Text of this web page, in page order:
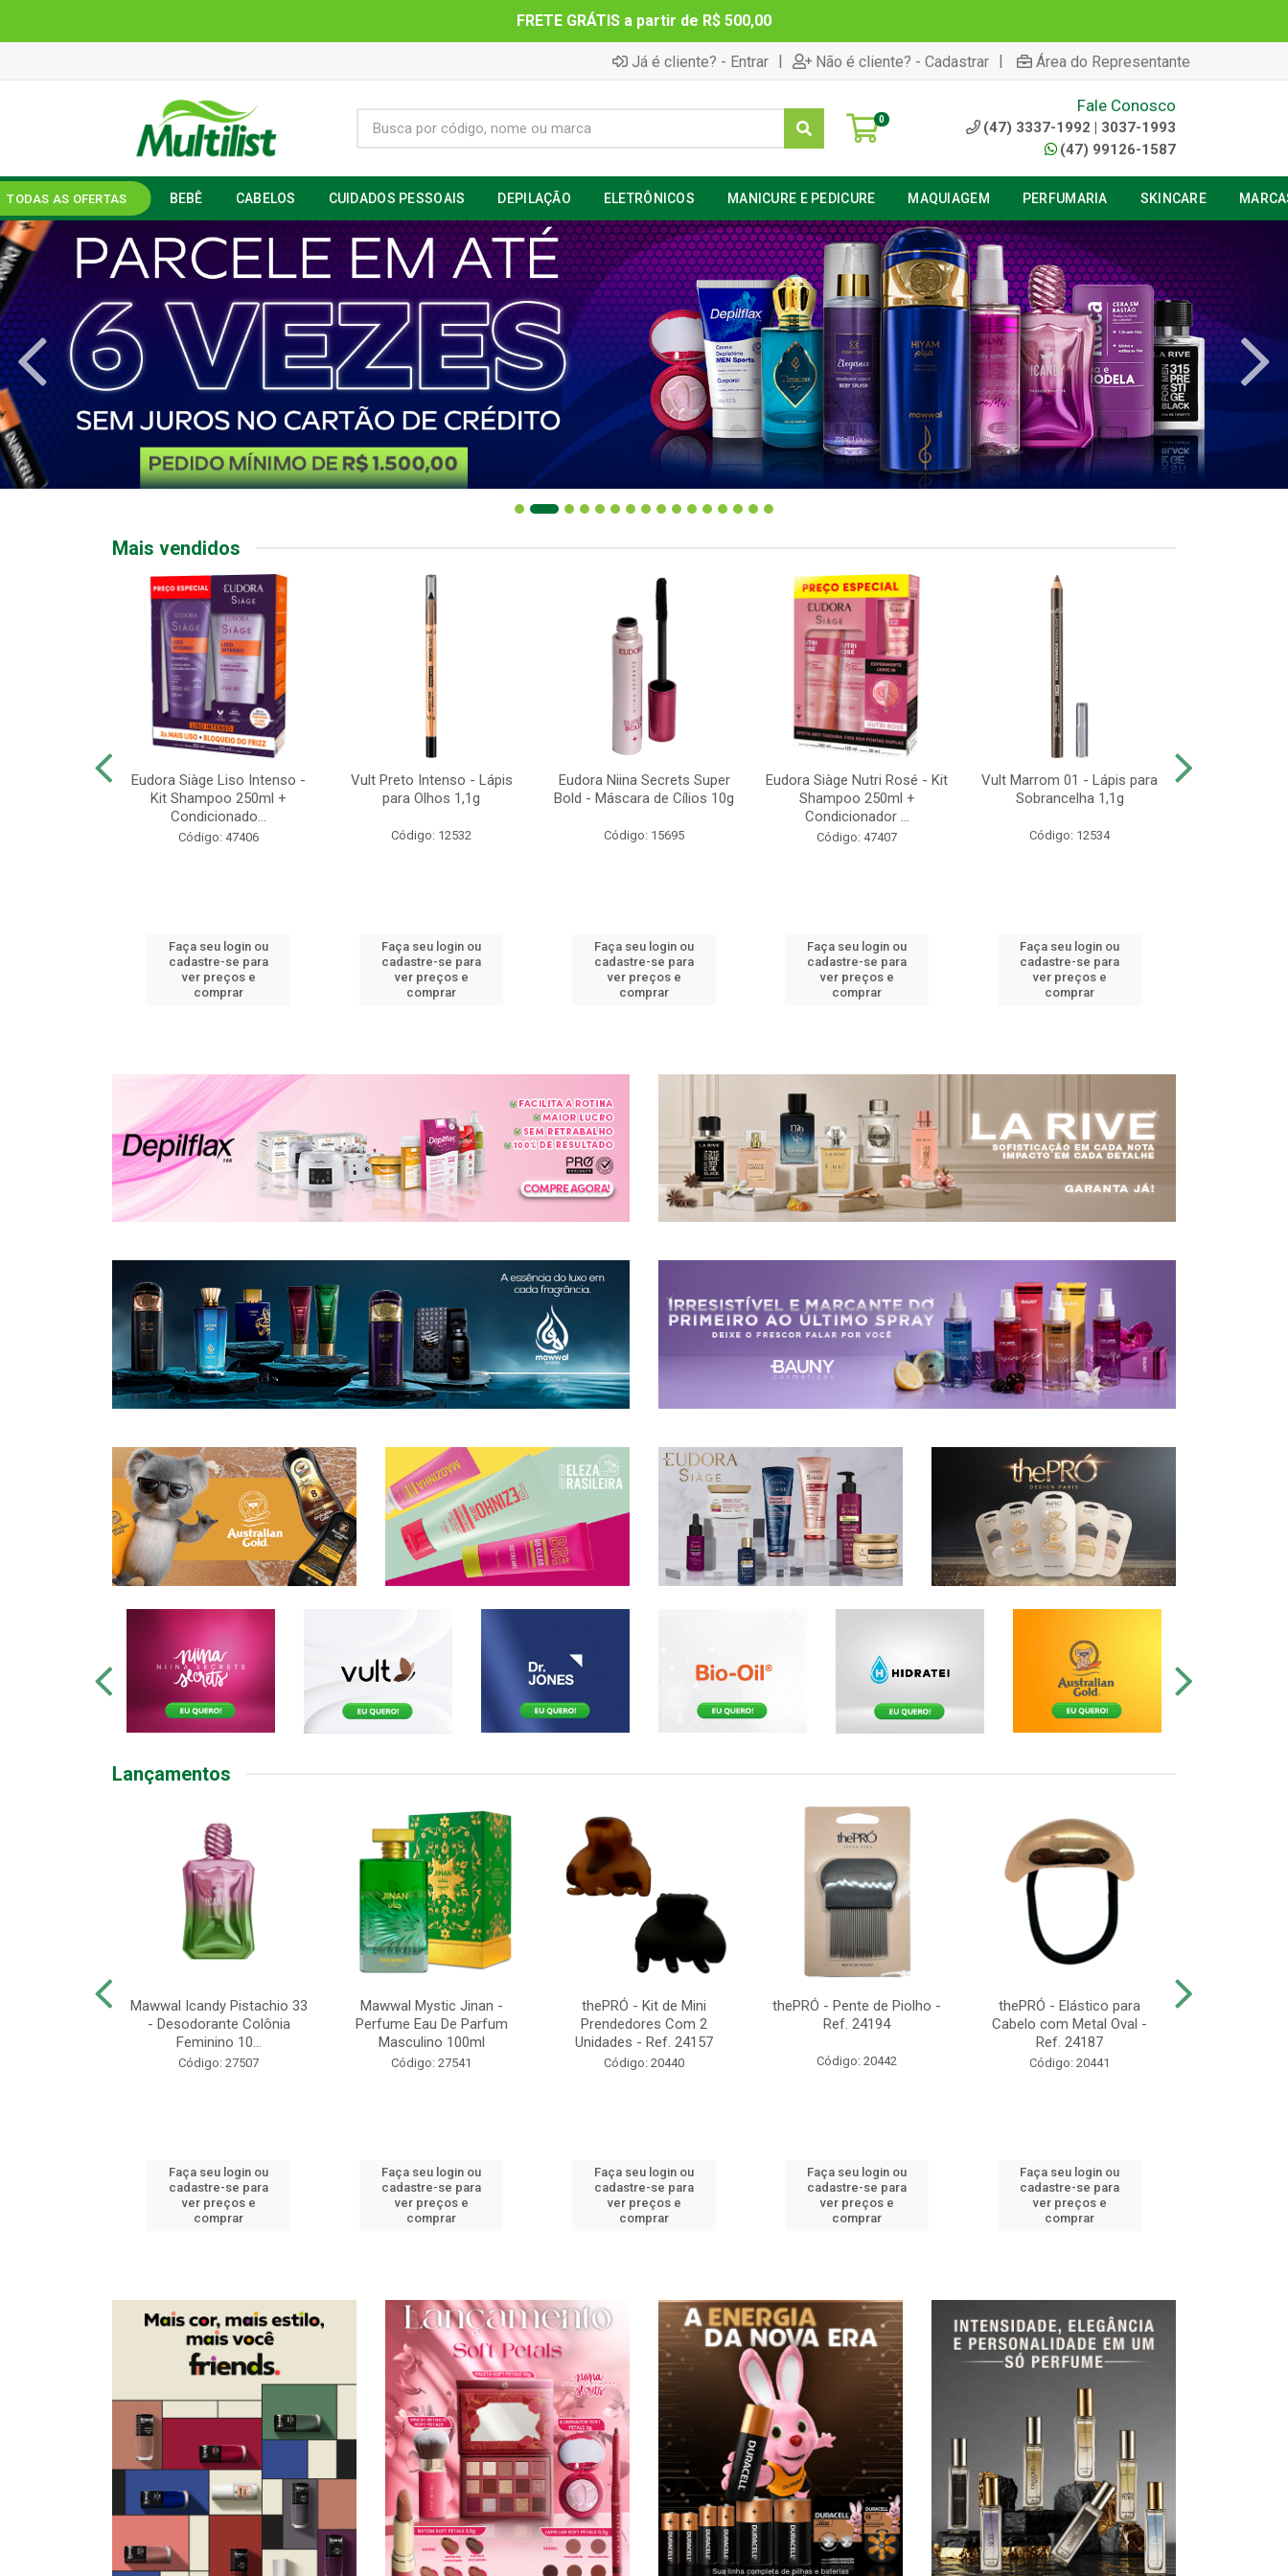
FRETE GRÁTIS a partir de R$ 500,00
Já é cliente? - Entrar | Não é cliente? - Cadastrar | Área do Representante
0
Fale Conosco
(47) 3337-1992 | 3037-1993
(47) 99126-1587
TODAS AS OFERTAS BEBÊ CABELOS CUIDADOS PESSOAIS DEPILAÇÃO ELETRÔNICOS MANICURE E PEDICURE MAQUIAGEM PERFUMARIA SKINCARE
Mais vendidos
Eudora Siàge Liso Intenso -
Kit Shampoo 250ml +
Condicionado...
Código: 47406
Faça seu login ou
cadastre-se para
ver preços e
comprar
Vult Preto Intenso - Lápis
para Olhos 1,1g
Código: 12532
Faça seu login ou
cadastre-se para
ver preços e
comprar
Eudora Niina Secrets Super
Bold - Máscara de Cílios 10g
Código: 15695
Faça seu login ou
cadastre-se para
ver preços e
comprar
Eudora Siàge Nutri Rosé - Kit
Shampoo 250ml +
Condicionador ...
Código: 47407
Faça seu login ou
cadastre-se para
ver preços e
comprar
Vult Marrom 01 - Lápis para
Sobrancelha 1,1g
Código: 12534
Faça seu login ou
cadastre-se para
ver preços e
comprar
Lançamentos
Mawwal Icandy Pistachio 33
- Desodorante Colônia
Feminino 10...
Código: 27507
Faça seu login ou
cadastre-se para
ver preços e
comprar
Mawwal Mystic Jinan -
Perfume Eau De Parfum
Masculino 100ml
Código: 27541
Faça seu login ou
cadastre-se para
ver preços e
comprar
thePRÓ - Kit de Mini
Prendedores Com 2
Unidades - Ref. 24157
Código: 20440
Faça seu login ou
cadastre-se para
ver preços e
comprar
thePRÓ - Pente de Piolho -
Ref. 24194
Código: 20442
Faça seu login ou
cadastre-se para
ver preços e
comprar
thePRÓ - Elástico para
Cabelo com Metal Oval -
Ref. 24187
Código: 20441
Faça seu login ou
cadastre-se para
ver preços e
comprar